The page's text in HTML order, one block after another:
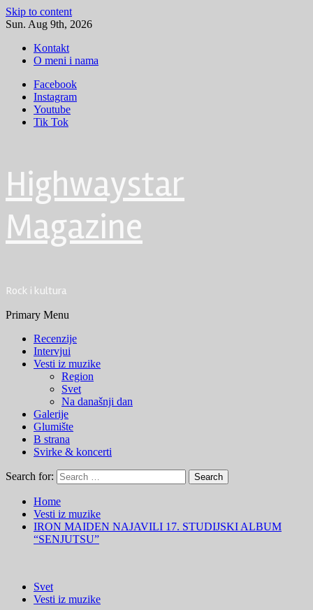
Skip to content
Sun. Aug 9th, 2026
Kontakt
O meni i nama
Facebook
Instagram
Youtube
Tik Tok
Highwaystar
Magazine
Rock i kultura
Primary Menu
Recenzije
Intervjui
Vesti iz muzike
Region
Svet
Na današnji dan
Galerije
Glumište
B strana
Svirke & koncerti
Search for:
Home
Vesti iz muzike
IRON MAIDEN NAJAVILI 17. STUDIJSKI ALBUM
“SENJUTSU”
Svet
Vesti iz muzike